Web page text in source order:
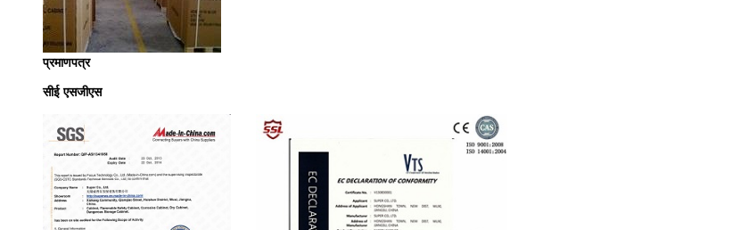
प्रमाणपत्र
सीई एसजीएस